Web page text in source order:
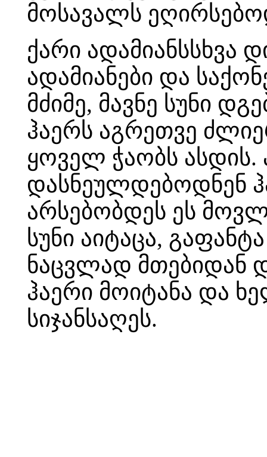
მოსავალს
ქარი ადამიანსსხვა
ადამიანები და
მძიმე, მავნე სუნი
ჰაერს აგრეთვე
ყოველ ჭაობს ასდის.
დასნეულდებოდნენ
არსებობდეს ეს
სუნი აიტაცა,
ნაცვლად მთებიდან
ჰაერი მოიტანა და
სიჯანსაღეს.